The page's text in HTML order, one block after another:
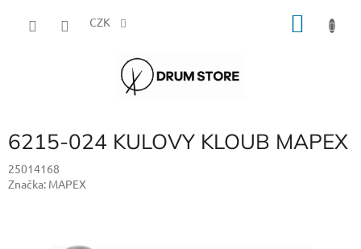
CZK
6215-024 KULOVY KLOUB MAPEX
25014168
Značka: MAPEX